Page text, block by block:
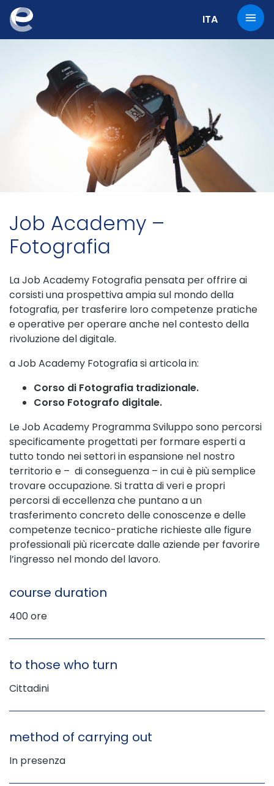
Change the
ITA
Job Academy –
Fotografia
La Job Academy Fotografia pensata per offrire ai
corsisti una prospettiva ampia sul mondo della
fotografia, per trasferire loro competenze pratiche
e operative per operare anche nel contesto della
rivoluzione del digitale.
a Job Academy Fotografia si articola in:
Corso di Fotografia tradizionale.
Corso Fotografo digitale.
Le Job Academy Programma Sviluppo sono percorsi
specificamente progettati per formare esperti a
tutto tondo nei settori in espansione nel nostro
territorio e – di conseguenza – in cui è più semplice
trovare occupazione. Si tratta di veri e propri
percorsi di eccellenza che puntano a un
trasferimento concreto delle conoscenze e delle
competenze tecnico-pratiche richieste alle figure
professionali più ricercate dalle aziende per favorire
l’ingresso nel mondo del lavoro.
course duration
400 ore
to those who turn
Cittadini
method of carrying out
In presenza